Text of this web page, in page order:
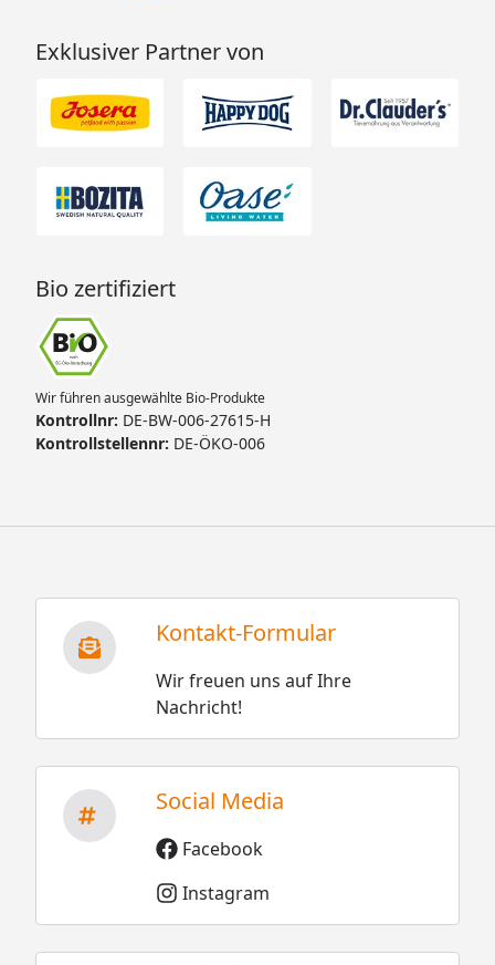
Exklusiver Partner von
Bio zertifiziert
Wir führen ausgewählte Bio-Produkte
Kontrollnr: DE-BW-006-27615-H
Kontrollstellennr: DE-ÖKO-006
Kontakt-Formular
Wir freuen uns auf Ihre
Nachricht!
Social Media
Facebook
Instagram